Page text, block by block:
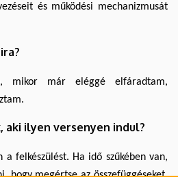
és működési mechanizmusát
mikor már eléggé elfáradtam,
aki ilyen versenyen indul?
felkészülést. Ha idő szűkében van,
hogy megértse az összefüggéseket,